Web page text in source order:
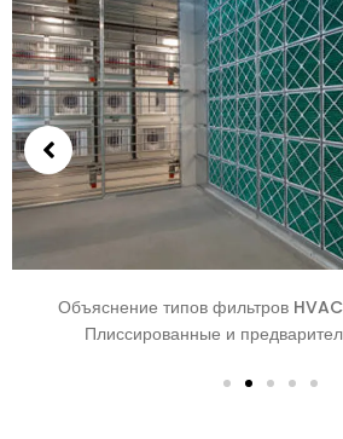
Как купить фильтры HVAC из Китая:
проектам Юго-